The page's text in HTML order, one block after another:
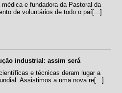
e fundadora da Pastoral da
de voluntários de todo o paí[...]
industrial: assim será
e técnicas deram lugar a
Assistimos a uma nova re[...]